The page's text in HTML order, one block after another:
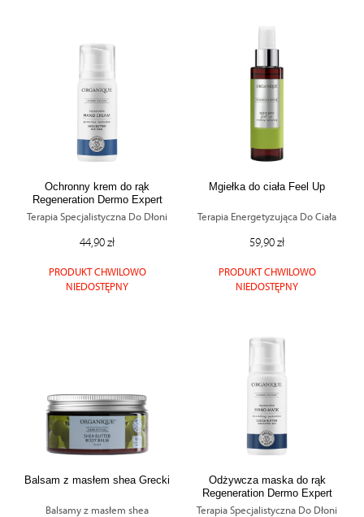
Ochronny krem do rąk
Regeneration Dermo Expert
Terapia Specjalistyczna Do Dłoni
44,90 zł
PRODUKT CHWILOWO
NIEDOSTĘPNY
Mgiełka do ciała Feel Up
Terapia Energetyzująca Do Ciała
59,90 zł
PRODUKT CHWILOWO
NIEDOSTĘPNY
Balsam z masłem shea Grecki
Balsamy z masłem shea
Odżywcza maska do rąk
Regeneration Dermo Expert
Terapia Specjalistyczna Do Dłoni